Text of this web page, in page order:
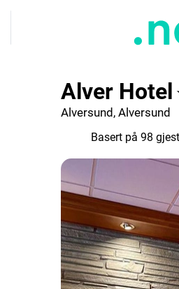
Alver Hotel
Alversund, Alversund
Basert på 98